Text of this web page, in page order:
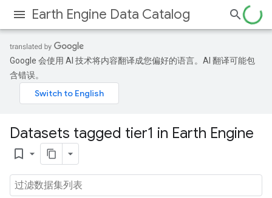
Earth Engine Data Catalog
Google 会使用 AI 技术将内容翻译成您偏好的语言。AI 翻译可能包
含错误。
Datasets tagged tier1 in Earth Engine
bookmark_border